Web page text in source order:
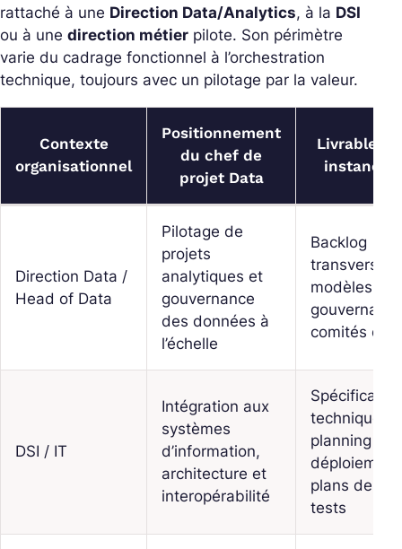
rattaché à une Direction Data/Analytics, à la DSI
ou à une direction métier pilote. Son périmètre
varie du cadrage fonctionnel à l’orchestration
technique, toujours avec un pilotage par la valeur.
Contexte
organisationnel
Positionnement
du chef de
projet Data
Livrables
instances
Direction Data /
Head of Data
Pilotage de
projets
analytiques et
gouvernance
des données à
l’échelle
Backlog
transverse,
modèles de
comités
DSI / IT
Intégration aux
systèmes
d’information,
architecture et
interopérabilité
techniques,
planning de
plans de
tests